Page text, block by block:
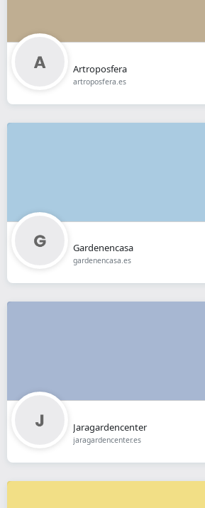
Artroposfera
artroposfera.es
Gardenencasa
gardenencasa.es
Jaragardencenter
jaragardencenter.es